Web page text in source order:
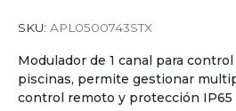
SKU: APL0500743STX
Modulador de 1 canal para
piscinas, permite gestionar
control remoto y protección IP65